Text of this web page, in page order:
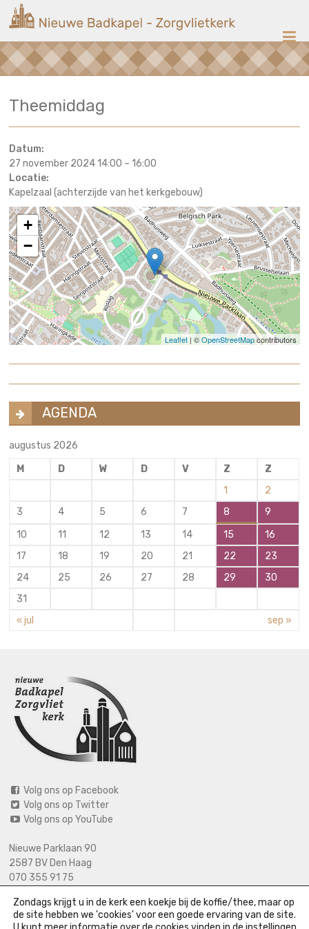
naar
inhoud
Nieuwe
Badkapel
op
Theemiddag
Datum:
27 november 2024 14:00 –16:00
Locatie:
Kapelzaal (achterzijde van het kerkgebouw)
+
−
Leaflet| ©OpenStreetMapcontributors
AGENDA
augustus 2026
M
D W D V Z
Z
1
2
3
4 5 6 7 8
9
10
11 12 13 14 15
16
17
18 19 20 21 22
23
24
25 26 27 28 29
30
31
« jul
sep »
Volg ons op Facebook
Volg ons op Twitter
Volg ons op YouTube
Nieuwe Parklaan 90
2587 BV Den Haag
070 355 91 75
06 2125 2720 (bij calamiteiten)
info@nieuwebadkapel.nl
Zondags krijgt u in de kerk een koekje bij de koffie/thee, maar op
de site hebben we 'cookies' voor een goede ervaring van de site.